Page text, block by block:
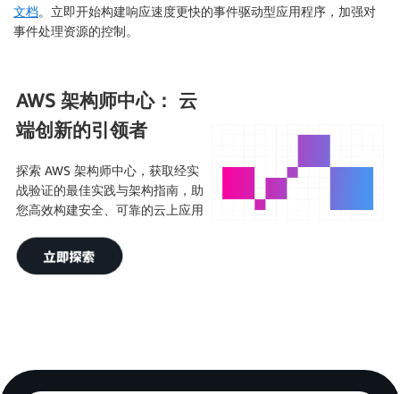
文档。立即开始构建响应速度更快的事件驱动型应用程序，加强对
事件处理资源的控制。
AWS 架构师中心： 云
端创新的引领者
探索 AWS 架构师中心，获取经实
战验证的最佳实践与架构指南，助
您高效构建安全、可靠的云上应用